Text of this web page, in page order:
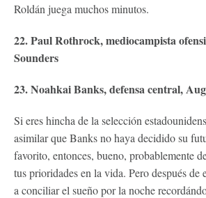
Roldán juega muchos minutos.
22. Paul Rothrock, mediocampista
Sounders
23. Noahkai Banks, defensa central,
Si eres hincha de la selección
asimilar que Banks no haya decidido su
favorito, entonces, bueno, probablemente
tus prioridades en la vida. Pero después de
a conciliar el sueño por la noche